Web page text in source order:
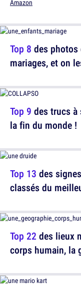
Amazon
Top 9 des trucs
la fin du monde !
Top 22 des lieux
corps humain, la
Top 8 des photos
mariages, et on
Top 13 des
classés du